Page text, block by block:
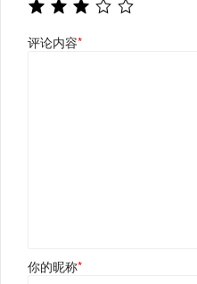
评论内容*
你的昵称*